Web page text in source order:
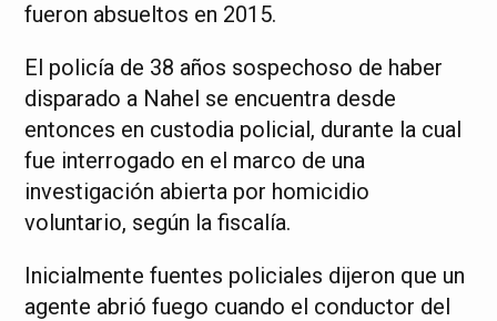
fueron absueltos en 2015.
El policía de 38 años sospechoso de haber
disparado a Nahel se encuentra desde
entonces en custodia policial, durante la cual
fue interrogado en el marco de una
investigación abierta por homicidio
voluntario, según la fiscalía.
Inicialmente fuentes policiales dijeron que un
agente abrió fuego cuando el conductor del